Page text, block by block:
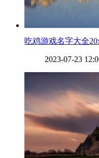
吃鸡游戏名字大全
2023-07-23